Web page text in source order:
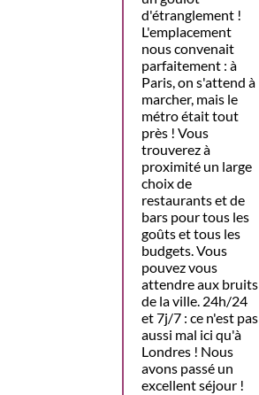
d'étranglement !
L'emplacement
nous convenait
parfaitement : à
Paris, on s'attend à
marcher, mais le
métro était tout
près ! Vous
trouverez à
proximité un large
choix de
restaurants et de
bars pour tous les
goûts et tous les
budgets. Vous
pouvez vous
attendre aux bruits
de la ville. 24h/24
et 7j/7 : ce n'est pas
aussi mal ici qu'à
Londres ! Nous
avons passé un
excellent séjour !